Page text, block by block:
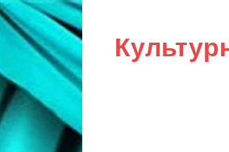
content